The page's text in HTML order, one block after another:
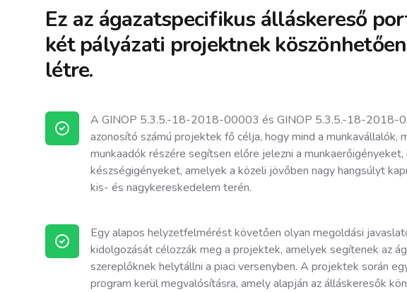
Ez az ágazatspecifikus álláskereső
két pályázati projektnek
létre.
A GINOP 5.3.5.-18-2018-00003 és GINOP 5.3.5.-18-2018-
azonosító számú projektek fő célja, hogy mind a munkavállalók,
munkaadók részére segítsen előre jelezni a
készségigényeket, amelyek a közeli jövőben nagy hangsúlyt
kis- és nagykereskedelem terén.
Egy alapos helyzetfelmérést követően olyan megoldási
kidolgozását célozzák meg a projektek, amelyek segítenek az
szereplőknek helytállni a piaci versenyben. A projektek során
program kerül megvalósításra, amely alapján az álláskeresők